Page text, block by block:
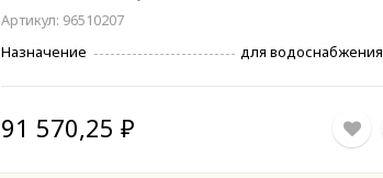
Артикул: 96510207
Назначение для водоснабжения
91 570,25 ₽